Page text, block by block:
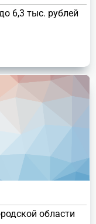
6,3 тыс. рублей
области